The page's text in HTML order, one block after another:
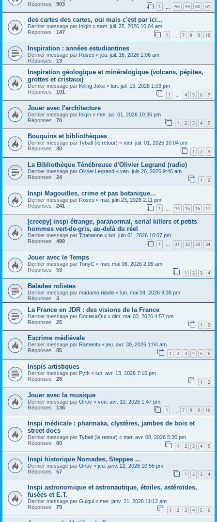
Réponses : 903 1 58 59 60 61
des cartes des cartes, oui mais c'est par ici...
Dernier message par Inigin « sam. juil. 25, 2026 10:04 am
Réponses : 147 1 7 8 9 10
Inspiration : années estudiantines
Dernier message par Rosco « jeu. juil. 16, 2026 1:06 am
Réponses : 13
Inspiration géologique et minéralogique (volcans, pépites,
grottes et cristaux)
Dernier message par Killing Joke « lun. juil. 13, 2026 1:03 pm
Réponses : 101 1 … 4 5 6 7
Jouer avec l'architecture
Dernier message par Inigin « mer. juil. 01, 2026 10:36 pm
Réponses : 70 1 2 3 4 5
Bouquins et bibliothèques
Dernier message par Tybalt (le retour) « mer. juil. 01, 2026 10:04 pm
Réponses : 30 1 2 3
La Bibliothèque Ténébreuse d'Olivier Legrand (radio)
Dernier message par Olivier.Legrand « ven. juin 26, 2026 9:46 am
Réponses : 24 1 2
Inspi Magouilles, crime et pas botanique...
Dernier message par Rosco « mar. juin 23, 2026 2:11 pm
Réponses : 241 1 14 15 16 17
[creepy] inspi étrange, paranormal, serial killers et petits
hommes vert-de-gris, au-delà du réel
Dernier message par Thabanne « lun. juin 01, 2026 10:07 pm
Réponses : 499 1 … 31 32 33 34
Jouer avec le Temps
Dernier message par TonyC « mer. mai 06, 2026 2:09 am
Réponses : 53 1 2 3 4
Balades rolistes
Dernier message par madame ridulle « lun. mai 04, 2026 9:38 pm
Réponses : 3
La France en JDR : des visions de la France
Dernier message par DocteurQui « dim. mai 03, 2026 4:57 pm
Réponses : 25 1 2
Escrime médiévale
Dernier message par Ramentu « jeu. avr. 30, 2026 1:04 am
Réponses : 85 1 2 3 4 5 6
Inspis artistiques
Dernier message par Pyth « lun. avr. 13, 2026 7:15 pm
Réponses : 28 1 2
Jouer avec la musique
Dernier message par Orlov « ven. avr. 10, 2026 1:47 pm
Réponses : 136 1 7 8 9 10
Inspi médicale : pharmaka, clystères, jambes de bois et
street docs
Dernier message par Tybalt (le retour) « mer. avr. 08, 2026 5:30 pm
Réponses : 60 1 2 3 4 5
Inspi historique Nomades, Steppes ...
Dernier message par Orlov « jeu. janv. 22, 2026 10:55 pm
Réponses : 57 1 2 3 4
Inspi astronomique et astronautique, étoiles, astéroïdes,
fusées et E.T.
Dernier message par Guigui « mer. janv. 21, 2026 11:12 am
Réponses : 79 1 2 3 4 5 6